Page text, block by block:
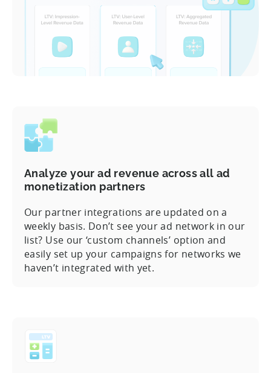
Analyze your ad revenue across all ad
monetization partners
Our partner integrations are updated on a
weekly basis. Don’t see your ad network in our
list? Use our ‘custom channels’ option and
easily set up your campaigns for networks we
haven’t integrated with yet.